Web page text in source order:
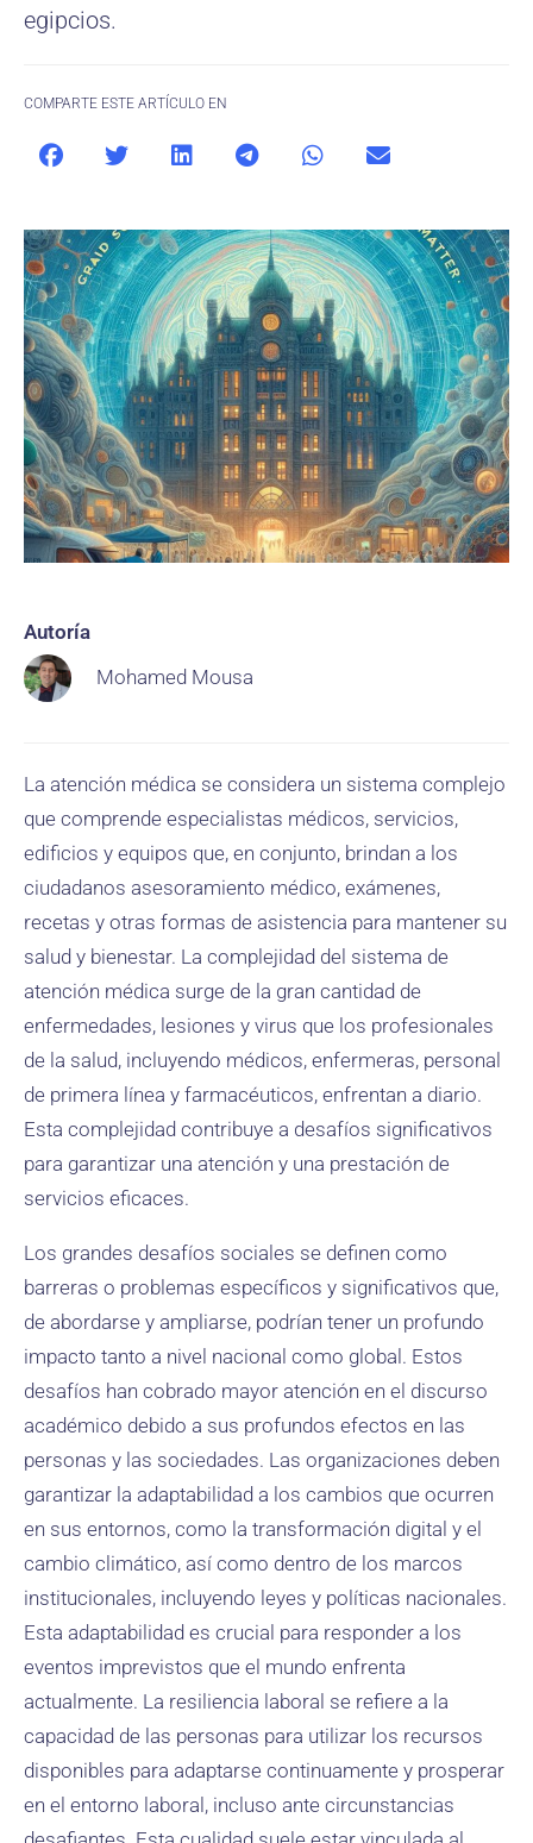
egipcios.
COMPARTE ESTE ARTÍCULO EN
Autoría
Mohamed Mousa
La atención médica se considera un sistema complejo
que comprende especialistas médicos, servicios,
edificios y equipos que, en conjunto, brindan a los
ciudadanos asesoramiento médico, exámenes,
recetas y otras formas de asistencia para mantener su
salud y bienestar. La complejidad del sistema de
atención médica surge de la gran cantidad de
enfermedades, lesiones y virus que los profesionales
de la salud, incluyendo médicos, enfermeras, personal
de primera línea y farmacéuticos, enfrentan a diario.
Esta complejidad contribuye a desafíos significativos
para garantizar una atención y una prestación de
servicios eficaces.
Los grandes desafíos sociales se definen como
barreras o problemas específicos y significativos que,
de abordarse y ampliarse, podrían tener un profundo
impacto tanto a nivel nacional como global. Estos
desafíos han cobrado mayor atención en el discurso
académico debido a sus profundos efectos en las
personas y las sociedades. Las organizaciones deben
garantizar la adaptabilidad a los cambios que ocurren
en sus entornos, como la transformación digital y el
cambio climático, así como dentro de los marcos
institucionales, incluyendo leyes y políticas nacionales.
Esta adaptabilidad es crucial para responder a los
eventos imprevistos que el mundo enfrenta
actualmente. La resiliencia laboral se refiere a la
capacidad de las personas para utilizar los recursos
disponibles para adaptarse continuamente y prosperar
en el entorno laboral, incluso ante circunstancias